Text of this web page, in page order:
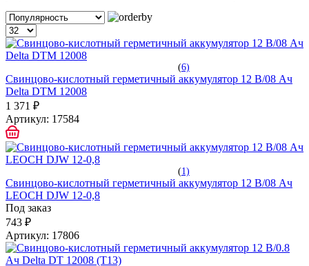
(6)
Свинцово-кислотный герметичный аккумулятор 12 В/08 Ач
Delta DTM 12008
1 371 ₽
Артикул: 17584
(1)
Свинцово-кислотный герметичный аккумулятор 12 В/08 Ач
LEOCH DJW 12-0,8
Под заказ
743 ₽
Артикул: 17806